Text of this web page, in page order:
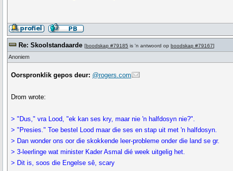
Re: Skoolstandaarde [boodskap #79185 is 'n antwoord op boodskap #79167]
Anoniem
Oorspronklik gepos deur: @rogers.com
Drom wrote:
> "Dus," vra Lood, "ek kan ses kry, maar nie 'n halfdosyn nie?".
> "Presies." Toe bestel Lood maar die ses en stap uit met 'n halfdosyn.
> Dan wonder ons oor die skokkende leer-probleme onder die land se gr.
> 3-leerlinge wat minister Kader Asmal dié week uitgelig het.
> Dit is, soos die Engelse sê, scary